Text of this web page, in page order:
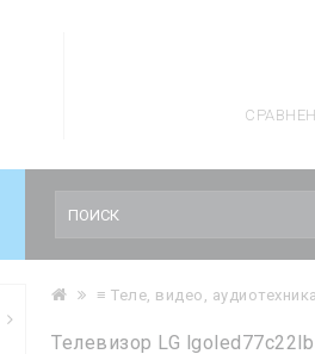
≡ Теле, видео, аудиотехника
Телевизор LG lgoled77c22lb